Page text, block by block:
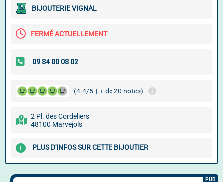
BIJOUTERIE VIGNAL
FERMÉ ACTUELLEMENT
(4.4/5 | + de 20 notes)
2 Pl. des Cordeliers
48100 Marvejols
PLUS D'INFOS SUR CETTE BIJOUTIER